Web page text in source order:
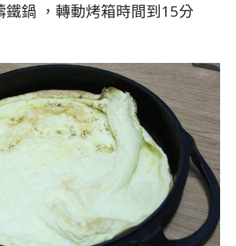
鐵鍋 ，轉動烤箱時間到15分